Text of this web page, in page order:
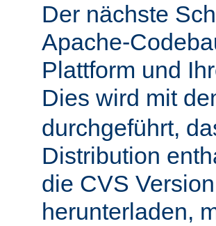
Der nächste
Apache-
Plattform und
Dies wird mit
durchgeführt,
Distribution
die CVS
herunterladen,